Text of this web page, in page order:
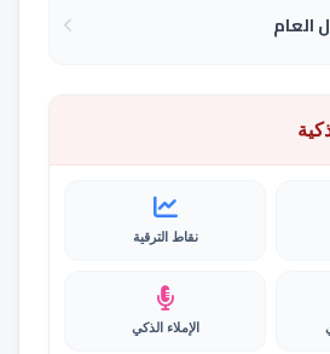
العام
نقاط الترقية
الإملاء الذكي